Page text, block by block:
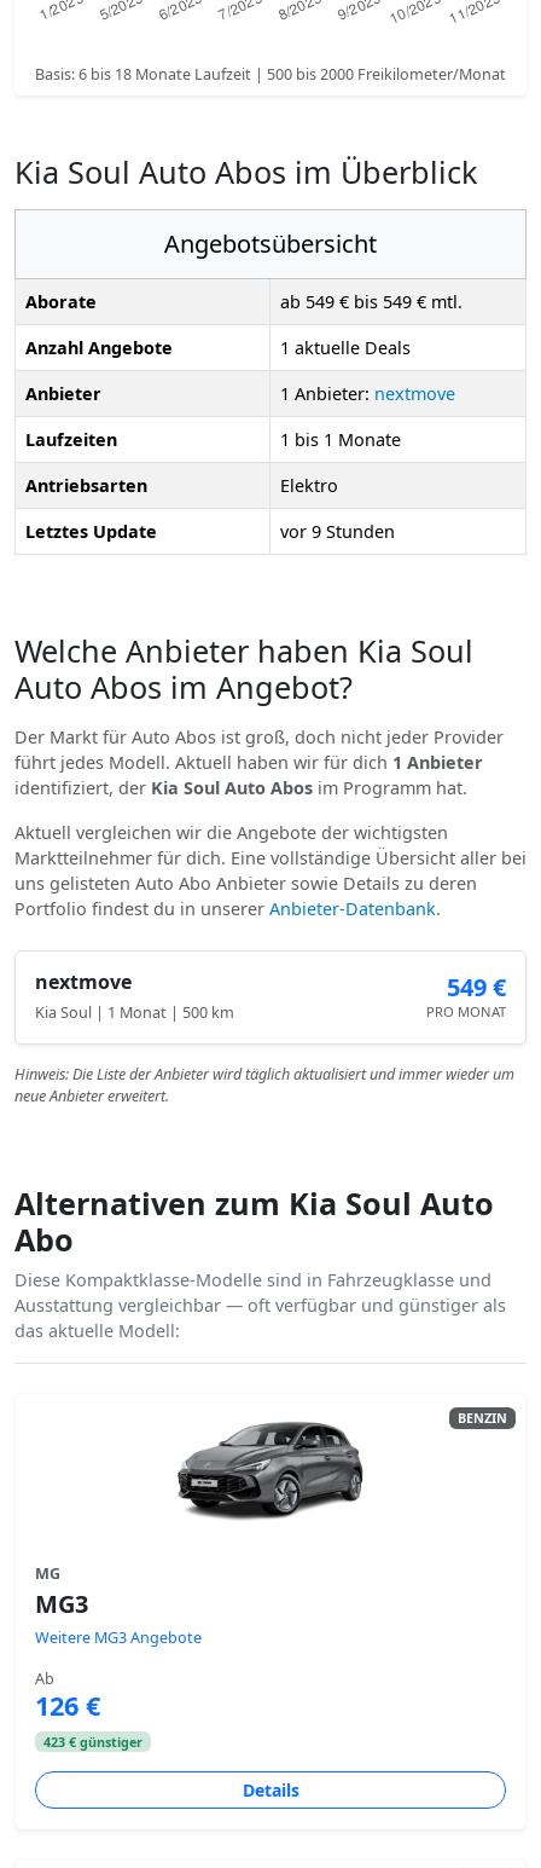
Basis: 6 bis 18 Monate Laufzeit | 500 bis 2000 Freikilometer/Monat
Kia Soul Auto Abos im Überblick
Angebotsübersicht
Aborate
ab 549 € bis 549 € mtl.
Anzahl Angebote
1 aktuelle Deals
Anbieter
1 Anbieter: nextmove
Laufzeiten
1 bis 1 Monate
Antriebsarten
Elektro
Letztes Update
vor 9 Stunden
Welche Anbieter haben Kia Soul
Auto Abos im Angebot?
Der Markt für Auto Abos ist groß, doch nicht jeder Provider
führt jedes Modell. Aktuell haben wir für dich 1 Anbieter
identifiziert, der Kia Soul Auto Abos im Programm hat.
Aktuell vergleichen wir die Angebote der wichtigsten
Marktteilnehmer für dich. Eine vollständige Übersicht aller bei
uns gelisteten Auto Abo Anbieter sowie Details zu deren
Portfolio findest du in unserer Anbieter-Datenbank.
nextmove
Kia Soul | 1 Monat | 500 km
549 €
PRO MONAT
Hinweis: Die Liste der Anbieter wird täglich aktualisiert und immer wieder um
neue Anbieter erweitert.
Alternativen zum Kia Soul Auto
Abo
Diese Kompaktklasse-Modelle sind in Fahrzeugklasse und
Ausstattung vergleichbar — oft verfügbar und günstiger als
das aktuelle Modell:
BENZIN
MG
MG3
Weitere MG3 Angebote
Ab
126 €
423 € günstiger
Details